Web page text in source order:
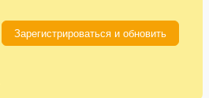
Зарегистрироваться и обновить